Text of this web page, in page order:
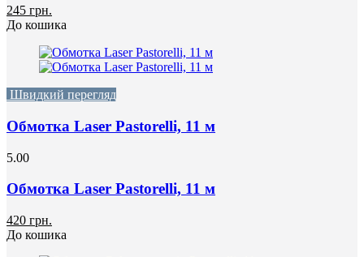
245 грн.
До кошика
Швидкий перегляд
Обмотка Laser Pastorelli, 11 м
5.00
Обмотка Laser Pastorelli, 11 м
420 грн.
До кошика